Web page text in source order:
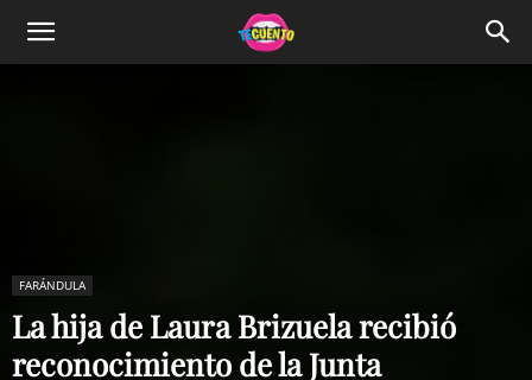
FARÁNDULA
La hija de Laura Brizuela recibió
reconocimiento de la Junta